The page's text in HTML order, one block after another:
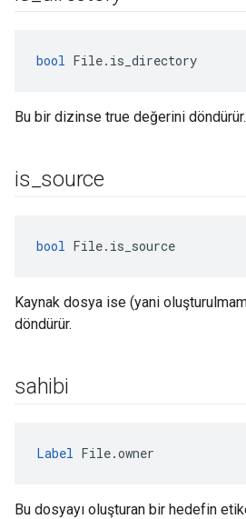
bool File.is_directory
Bu bir dizinse true değerini döndürür.
is source
bool File.is_source
Kaynak dosya ise (yani
döndürür.
sahibi
Label File.owner
Bu dosyayı oluşturan bir hedefin